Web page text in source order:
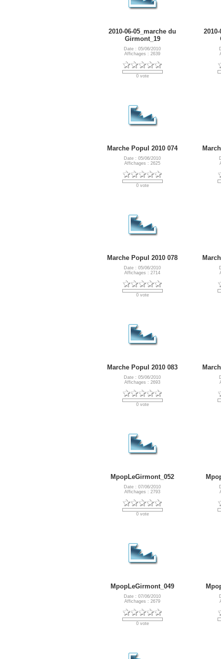
2010-06-05_marche du
Girmont_19
Date : 05/06/2010
Affichages : 2639
0 vote
Marche Popul 2010 074
Date : 05/06/2010
Affichages : 2625
0 vote
Marche Popul 2010 078
Date : 05/06/2010
Affichages : 2714
0 vote
Marche Popul 2010 083
Date : 05/06/2010
Affichages : 2693
0 vote
MpopLeGirmont_052
Date : 07/06/2010
Affichages : 2793
0 vote
MpopLeGirmont_049
Date : 07/06/2010
Affichages : 2679
0 vote